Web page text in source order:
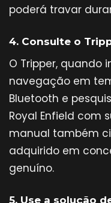
poderá travar
4. Consulte o
O Tripper, quando
navegação em
Bluetooth e
Royal Enfield com
manual também
adquirido em
genuíno.
5. Use a solução